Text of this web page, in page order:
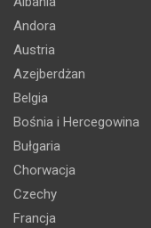
Andora
Austria
Azejberdżan
Belgia
Bośnia i Hercegowina
Bułgaria
Chorwacja
Czechy
Francja